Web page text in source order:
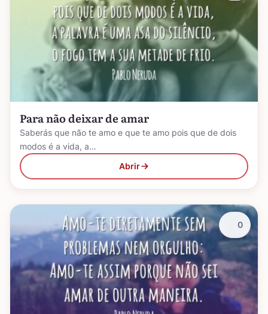
Para não deixar de amar
Saberás que não te amo e que te amo pois que de dois
modos é a vida, a…
Abrir
0